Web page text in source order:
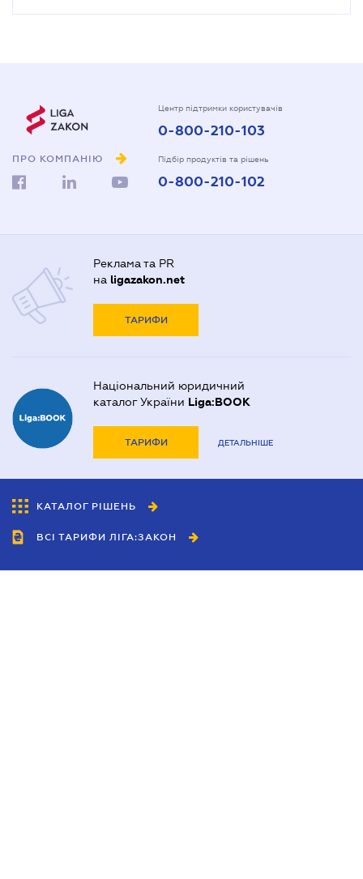
ПРО КОМПАНІЮ
Центр підтримки користувачів
0-800-210-103
Підбір продуктів та рішень
0-800-210-102
Реклама та PR
на ligazakon.net
ТАРИФИ
Національний юридичний
каталог України Liga:BOOK
ТАРИФИ ДЕТАЛЬНІШЕ
КАТАЛОГ РІШЕНЬ
ВСІ ТАРИФИ ЛІГА:ЗАКОН